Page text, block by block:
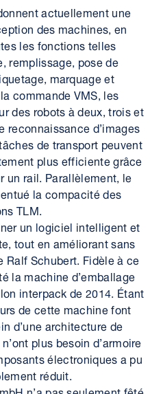
actuellement une
des machines, en
les fonctions telles
remplissage, pose de
marquage et
commande VMS, les
des robots à deux, trois et
reconnaissance d’images
de transport peuvent
plus efficiente grâce
un rail. Parallèlement, le
la compacité des
TLM.
un logiciel intelligent et
tout en améliorant sans
Schubert. Fidèle à ce
la machine d’emballage
interpack de 2014. Étant
de cette machine font
d’une architecture de
plus besoin d’armoire
électroniques a pu
réduit.